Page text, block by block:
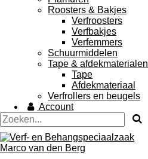
Roosters & Bakjes
Verfroosters
Verfbakjes
Verfemmers
Schuurmiddelen
Tape & afdekmaterialen
Tape
Afdekmateriaal
Verfrollers en beugels
Account